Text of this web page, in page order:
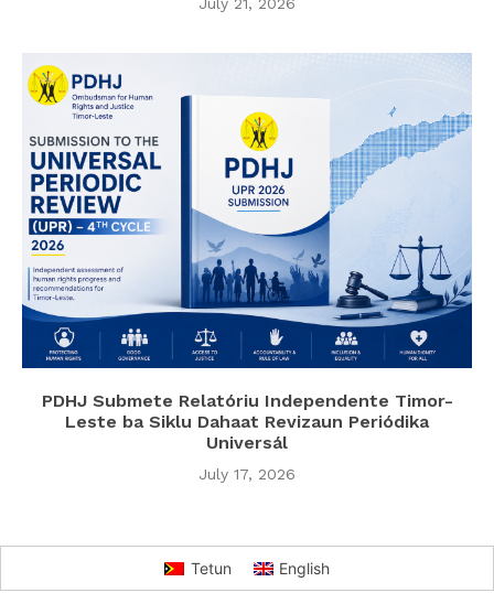
PDHJ Submete Relatóriu Independente Timor-
Leste ba Siklu Dahaat Revizaun Periódika
Universál
July 17, 2026
Tetun English